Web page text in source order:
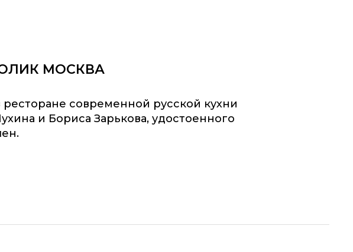
МОСКВА
современной русской кухни
и Бориса Зарькова, удостоенного